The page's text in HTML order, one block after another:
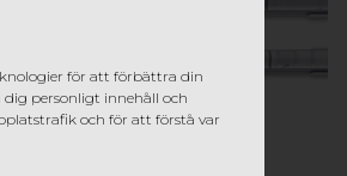
för att förbättra din
dig personligt innehåll och
och för att förstå var